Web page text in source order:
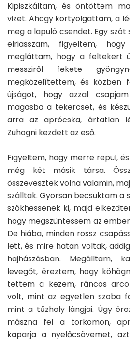
Kipiszkáltam, és öntöttem
vizet. Ahogy kortyolgattam, a
meg a lapuló csendet. Egy
elriasszam, figyeltem,
megláttam, hogy a feltekert
messziről fekete
megközelítettem, és közben
újságot, hogy azzal
magasba a tekercset, és
arra az aprócska, ártatlan
Zuhogni kezdett az eső.
Figyeltem, hogy merre repül,
még két másik társa.
összevesztek volna valamin,
szálltak. Gyorsan becsuktam a
szökhessenek ki, majd
hogy megszüntessem az
De hiába, minden rossz
lett, és mire hatan voltak,
hajhászásban. Megálltam,
levegőt, éreztem, hogy
tettem a kezem, ráncos
volt, mint az egyetlen szoba
mint a tűzhely lángjai. Úgy
mászna fel a torkomon,
kaparja a nyelőcsövemet,